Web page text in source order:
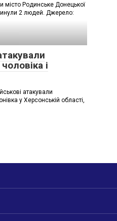
місто Родинське Донецької
2 людей. Джерело:
і
атакували
у Херсонській області,